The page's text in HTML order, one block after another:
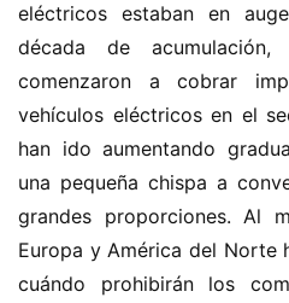
eléctricos estaban en
década de
comenzaron a cobrar
vehículos eléctricos en el
han ido aumentando
una pequeña chispa a
grandes proporciones. Al
Europa y América del Norte
cuándo prohibirán los